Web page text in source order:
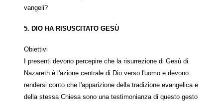
vangeli?
5. DIO HA RISUSCITATO GESÙ
Obiettivi
I presenti devono percepire che la risurrezione di Gesù di
Nazareth è l'azione centrale di Dio verso l'uomo e devono
rendersi conto che l'apparizione della tradizione evangelica e
della stessa Chiesa sono una testimonianza di questo gesto